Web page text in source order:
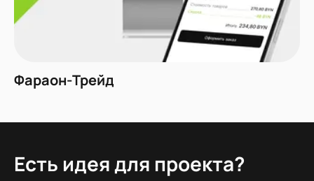
Фараон-Трейд
Есть идея для проекта?